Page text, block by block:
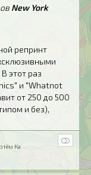
New York
репринт
этот раз
и "Whatnot
от 250 до 500
и без),
Ка